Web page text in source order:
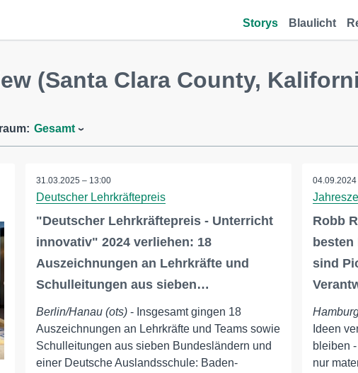
Storys Blaulicht
(Santa Clara County,
Gesamt
31.03.2025 – 13:00
Deutscher Lehrkräftepreis
"Deutscher Lehrkräftepreis - Unterricht
innovativ" 2024 verliehen: 18
Auszeichnungen an Lehrkräfte und
Schulleitungen aus sieben…
Berlin/Hanau (ots)- Insgesamt gingen 18
Auszeichnungen an Lehrkräfte und Teams sowie
Schulleitungen aus sieben Bundesländern und
einer Deutsche Auslandsschule: Baden-
Robb
sind
Ideen
bleiben
nur